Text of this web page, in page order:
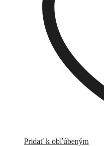
Pridať k obľúbeným